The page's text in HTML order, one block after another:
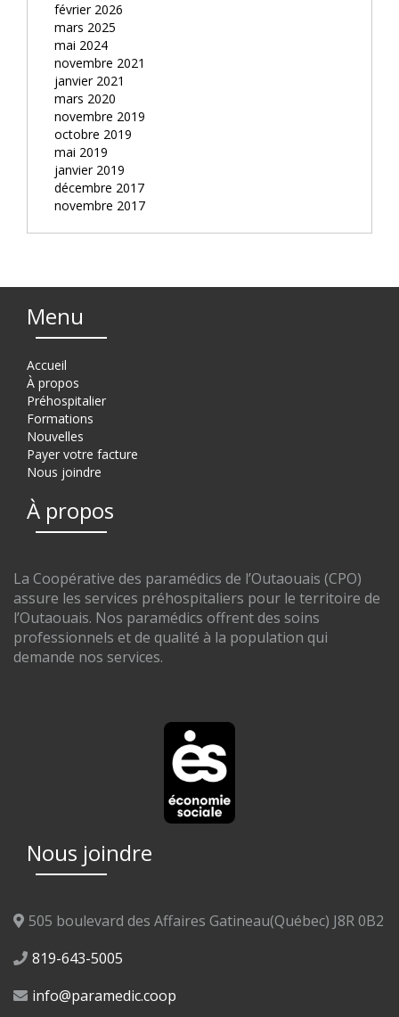
février 2026
mars 2025
mai 2024
novembre 2021
janvier 2021
mars 2020
novembre 2019
octobre 2019
mai 2019
janvier 2019
décembre 2017
novembre 2017
Menu
Accueil
À propos
Préhospitalier
Formations
Nouvelles
Payer votre facture
Nous joindre
À propos
La Coopérative des paramédics de l’Outaouais (CPO)
assure les services préhospitaliers pour le territoire de
l’Outaouais. Nos paramédics offrent des soins
professionnels et de qualité à la population qui
demande nos services.
Nous joindre
505 boulevard des Affaires Gatineau(Québec) J8R 0B2
819-643-5005
info@paramedic.coop